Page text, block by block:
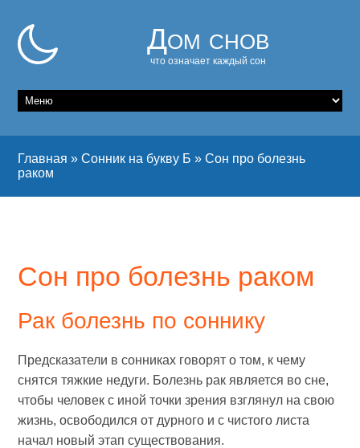
Дом снов
что означает каждый сон
Главная »Сонник на букву Б »Сон про болезнь
раком
Сон про болезнь раком
Рак болезнь по соннику
Предсказатели в сонниках говорят о том, к чему
снятся тяжкие недуги. Болезнь рак является во сне,
чтобы человек с иной точки зрения взглянул на свою
жизнь, освободился от дурного и с чистого листа
начал новый этап существования.